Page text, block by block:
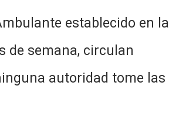
establecido en la
de semana, circulan
autoridad tome las